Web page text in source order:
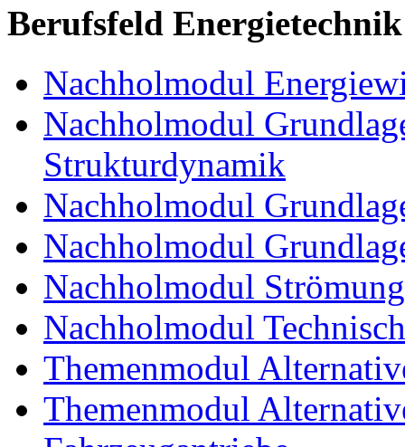
Berufsfeld Energietechnik
Nachholmodul
Nachholmodul
Strukturdynamik
Nachholmodul
Nachholmodul
Nachholmodul
Nachholmodul
Themenmodul
Themenmodul